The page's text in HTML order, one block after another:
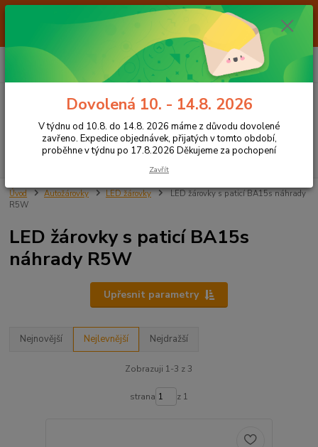
Od 7.8. do 14.8. 2026 máme z důvodu dovolené ZAVŘENO. Expedice
objednávek, přijatých v tomto období, proběhne v týdnu po 17.8.2026
Děkujeme za pochopení
CZK
Hledat
+420 605 283 713
za0,00 Kč
Úvod Autožárovky LED žárovky
LED žárovky s paticí BA15s náhrady
R5W
LED žárovky s paticí BA15s
náhrady R5W
Upřesnit parametry
Nejnovější Nejlevnější Nejdražší
Zobrazuji 1-3 z 3
strana z 1
Dovolená 10. - 14.8. 2026
V týdnu od 10.8. do 14.8. 2026 máme z důvodu dovolené
zavřeno. Expedice objednávek, přijatých v tomto období,
proběhne v týdnu po 17.8.2026 Děkujeme za pochopení
Zavřít